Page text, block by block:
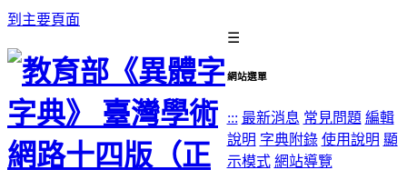
到主要頁面
☰
網站選單
::: 最新消息 常見問題 編輯
說明 字典附錄 使用說明 顯
示模式 網站導覽